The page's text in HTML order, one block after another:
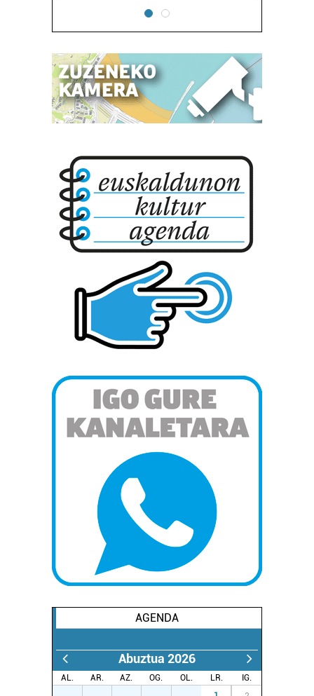
AGENDA
Abuztua 2026
AL. AR. AZ. OG. OL. LR.
IG.